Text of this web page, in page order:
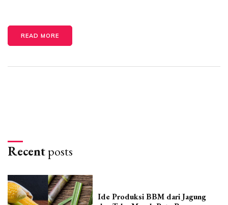
READ MORE
Recentposts
Ide Produksi BBM dari Jagung